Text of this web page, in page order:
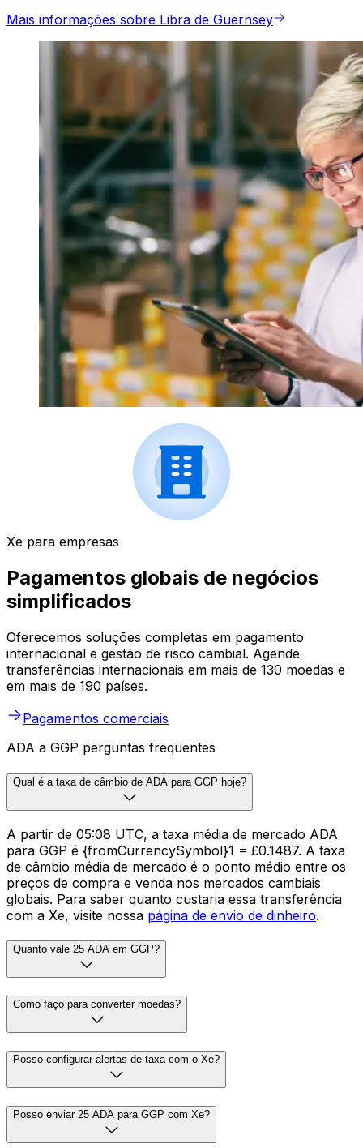
Mais informações sobre Libra de Guernsey
Xe para empresas
Pagamentos globais de negócios
simplificados
Oferecemos soluções completas em pagamento
internacional e gestão de risco cambial. Agende
transferências internacionais em mais de 130 moedas e
em mais de 190 países.
Pagamentos comerciais
ADA a GGP perguntas frequentes
Qual é a taxa de câmbio de ADA para GGP hoje?
A partir de 05:08 UTC, a taxa média de mercado ADA
para GGP é {fromCurrencySymbol}1 = £0.1487. A taxa
de câmbio média de mercado é o ponto médio entre os
preços de compra e venda nos mercados cambiais
globais. Para saber quanto custaria essa transferência
com a Xe, visite nossa página de envio de dinheiro.
Quanto vale 25 ADA em GGP?
Como faço para converter moedas?
Posso configurar alertas de taxa com o Xe?
Posso enviar 25 ADA para GGP com Xe?